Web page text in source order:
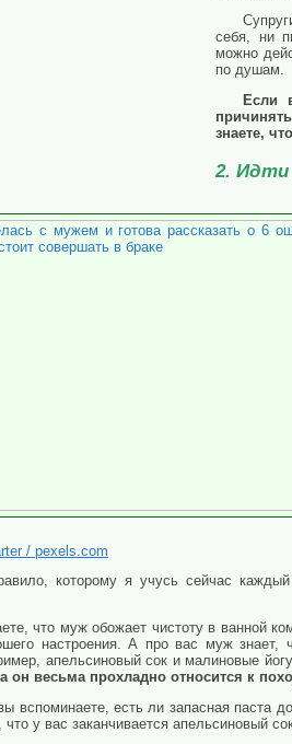
себя, ни
можно
по душам.
Если
знаете,
2. Идти
/ pexels.com
которому я учусь сейчас
что муж обожает чистоту в ванной
настроения. А про вас муж
апельсиновый сок и малиновые
он весьма прохладно относится к
вспоминаете, есть ли запасная паста
у вас заканчивается апельсиновый